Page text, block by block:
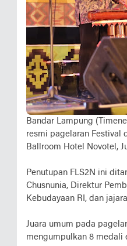
Bandar Lampung
resmi pagelaran Festival
Ballroom Hotel Novotel,
Penutupan FLS2N ini
Chusnunia, Direktur
Kebudayaan RI, dan
Juara umum pada
mengumpulkan 8 medali